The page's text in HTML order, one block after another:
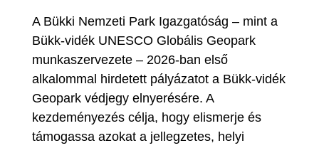
A Bükki Nemzeti Park Igazgatóság – mint a
Bükk-vidék UNESCO Globális Geopark
munkaszervezete – 2026-ban első
alkalommal hirdetett pályázatot a Bükk-vidék
Geopark védjegy elnyerésére. A
kezdeményezés célja, hogy elismerje és
támogassa azokat a jellegzetes, helyi